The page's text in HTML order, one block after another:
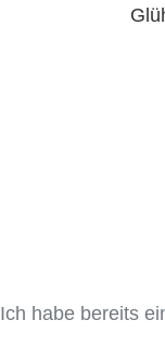
Ich habe bereits